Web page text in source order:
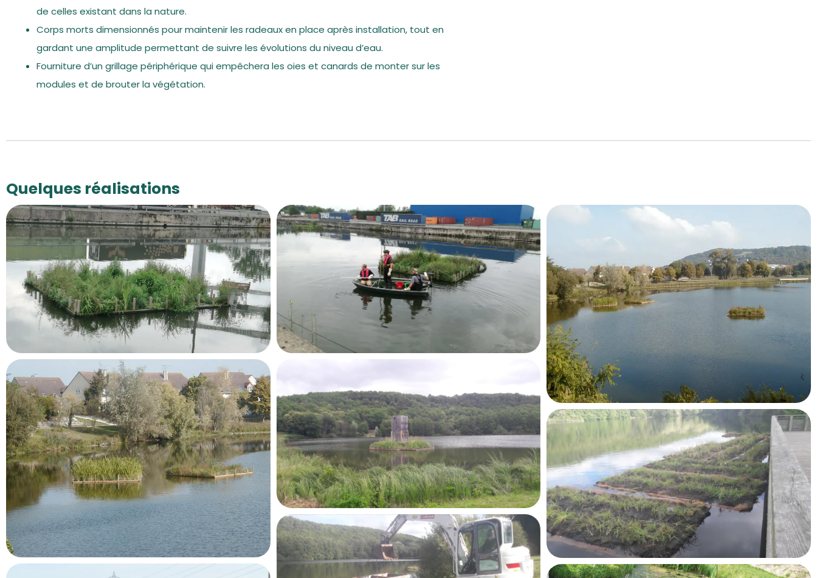
de celles existant dans la nature.
Corps morts dimensionnés pour maintenir les radeaux en place après installation, tout en
gardant une amplitude permettant de suivre les évolutions du niveau d’eau.
Fourniture d’un grillage périphérique qui empêchera les oies et canards de monter sur les
modules et de brouter la végétation.
Quelques réalisations